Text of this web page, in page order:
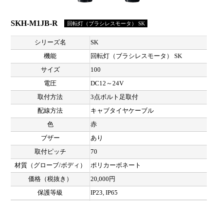
SKH-M1JB-R 回転灯（ブラシレスモータ） SK
シリーズ名
SK
機能
回転灯（ブラシレスモータ） SK
サイズ
100
電圧
DC12～24V
取付方法
3点ボルト足取付
配線方法
キャブタイヤケーブル
色
赤
ブザー
あり
取付ピッチ
70
材質（グローブ/ボディ）
ポリカーボネート
価格（税抜き）
20,000円
保護等級
IP23, IP65